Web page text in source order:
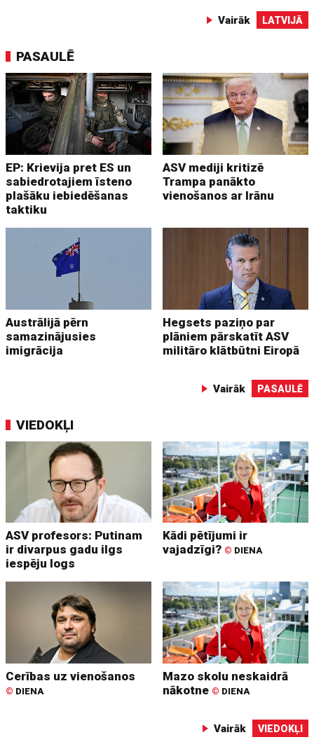
Vairāk LATVIJĀ
PASAULĒ
EP: Krievija pret ES un
sabiedrotajiem īsteno
plašāku iebiedēšanas
taktiku
ASV mediji kritizē
Trampa panākto
vienošanos ar Irānu
Austrālijā pērn
samazinājusies
imigrācija
Hegsets paziņo par
plāniem pārskatīt ASV
militāro klātbūtni Eiropā
Vairāk PASAULĒ
VIEDOKĻI
ASV profesors: Putinam
ir divarpus gadu ilgs
iespēju logs
Kādi pētījumi ir
vajadzīgi? © DIENA
Cerības uz vienošanos
© DIENA
Mazo skolu neskaidrā
nākotne © DIENA
Vairāk VIEDOKĻI